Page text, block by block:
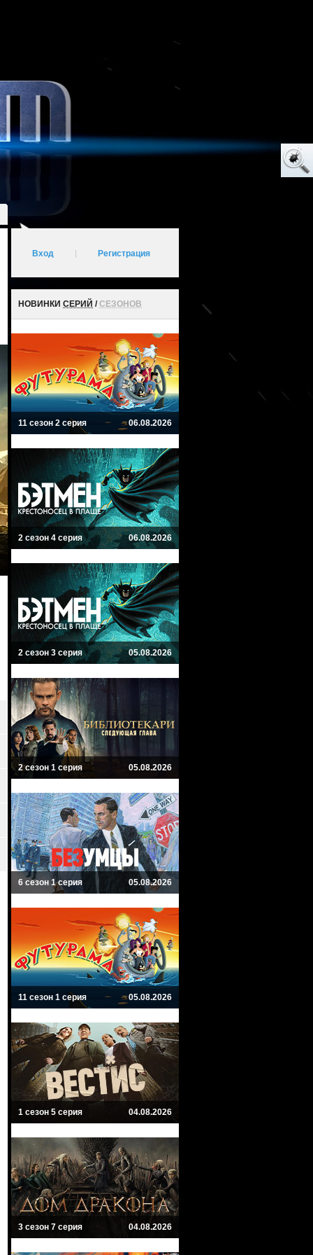
Вход Регистрация
НОВИНКИ СЕРИЙ /СЕЗОНОВ
11 сезон 2 серия 06.08.2026
2 сезон 4 серия 06.08.2026
2 сезон 3 серия 05.08.2026
2 сезон 1 серия 05.08.2026
6 сезон 1 серия 05.08.2026
11 сезон 1 серия 05.08.2026
1 сезон 5 серия 04.08.2026
3 сезон 7 серия 04.08.2026